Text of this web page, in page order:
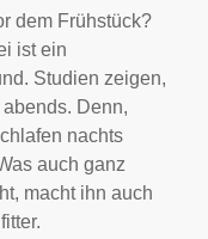
dem Frühstück?
ist ein
Studien zeigen,
Denn,
nachts
auch ganz
macht ihn auch